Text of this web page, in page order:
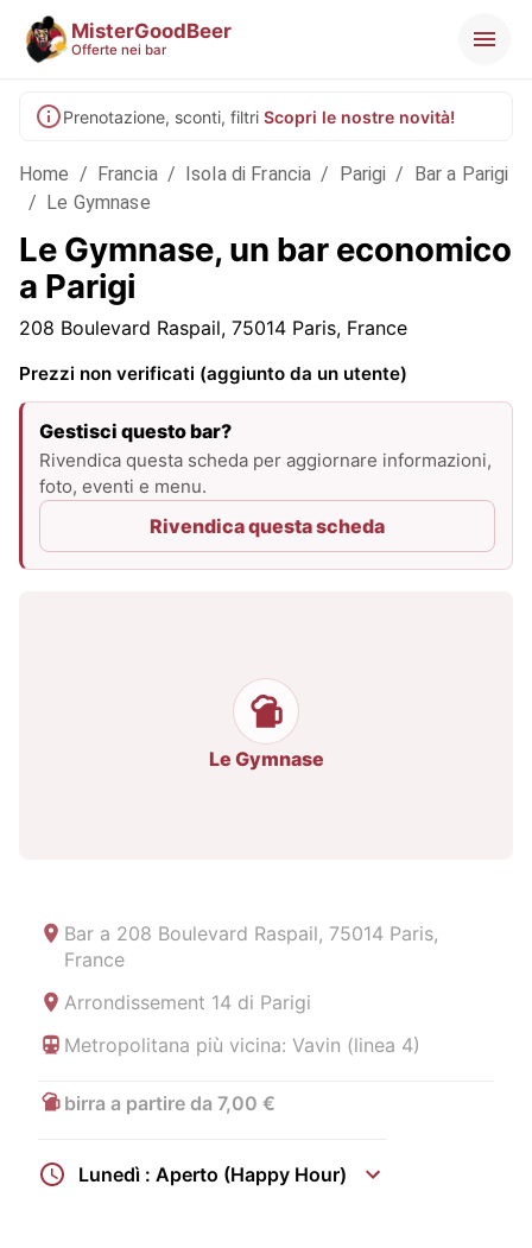
MisterGoodBeer
Offerte nei bar
Prenotazione, sconti, filtri Scopri le nostre novità!
Home / Francia / Isola di Francia / Parigi / Bar a Parigi
/ Le Gymnase
Le Gymnase, un bar economico
a Parigi
208 Boulevard Raspail, 75014 Paris, France
Prezzi non verificati (aggiunto da un utente)
Gestisci questo bar?
Rivendica questa scheda per aggiornare informazioni,
foto, eventi e menu.
Rivendica questa scheda
Le Gymnase
Bar a 208 Boulevard Raspail, 75014 Paris,
France
Arrondissement 14 di Parigi
Metropolitana più vicina: Vavin (linea 4)
birra a partire da 7,00 €
Lunedì : Aperto (Happy Hour)